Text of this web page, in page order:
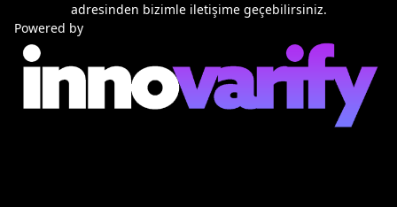
adresinden bizimle iletişime geçebilirsiniz.
Powered by